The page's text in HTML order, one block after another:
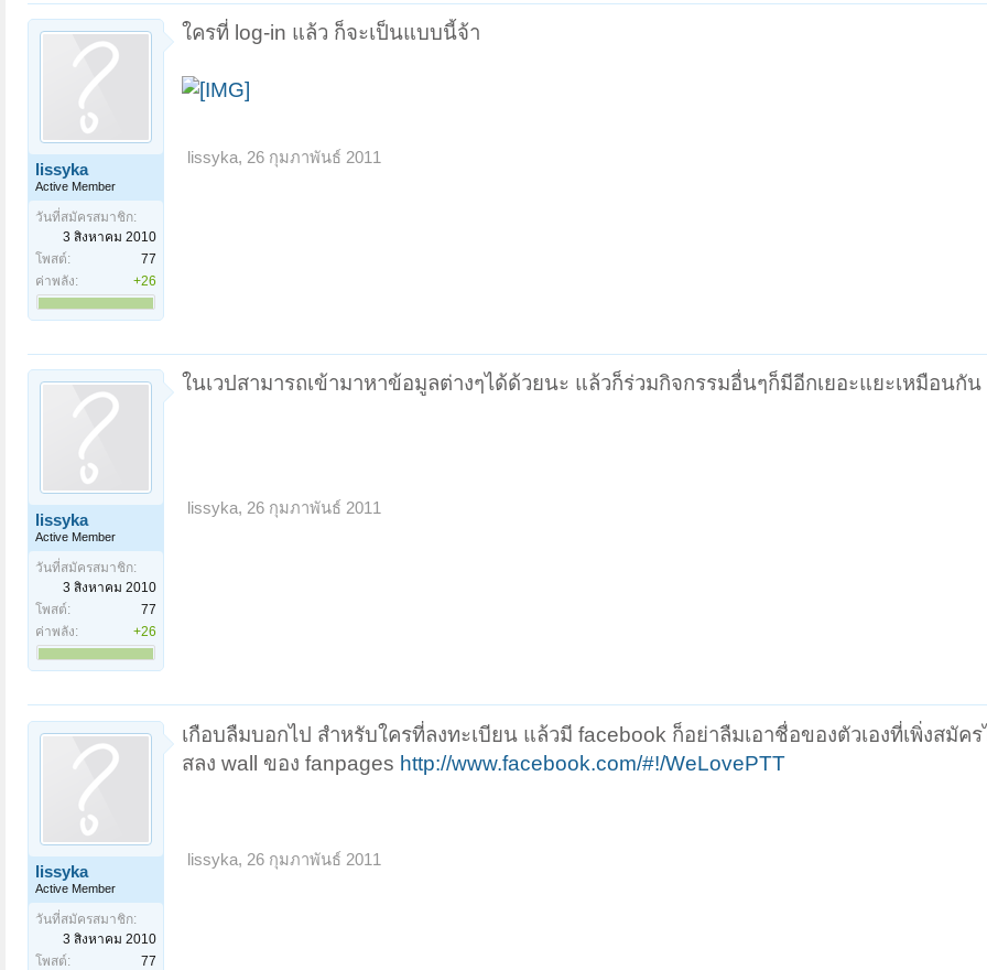
lissyka
Active Member
วันที่สมัครสมาชิก:
3 สิงหาคม 2010
โพสต์:
77
ค่าพลัง:
+26
ใครที่ log-in แล้ว ก็จะเป็นแบบนี้จ้า
lissyka, 26 กุมภาพันธ์ 2011
lissyka
Active Member
วันที่สมัครสมาชิก:
3 สิงหาคม 2010
โพสต์:
77
ค่าพลัง:
+26
ในเวปสามารถเข้ามาหาข้อมูลต่างๆได้ด้วยนะ แล้วก็ร่วมกิจกรรมอื่นๆก็มีอีกเยอะแยะเหมือนกัน
lissyka, 26 กุมภาพันธ์ 2011
lissyka
Active Member
วันที่สมัครสมาชิก:
3 สิงหาคม 2010
โพสต์:
77
เกือบลืมบอกไป สำหรับใครที่ลงทะเบียน แล้วมี facebook ก็อย่าลืมเอาชื่อของตัวเองที่เพิ่งสมัคร
สลง wall ของ fanpages http://www.facebook.com/#!/WeLovePTT
lissyka, 26 กุมภาพันธ์ 2011